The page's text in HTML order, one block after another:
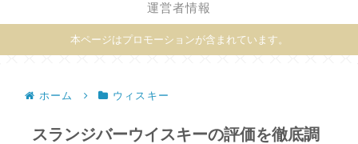
運営者情報
本ページはプロモーションが含まれています。
ホーム ウィスキー
スランジバーウイスキーの評価を徹底調